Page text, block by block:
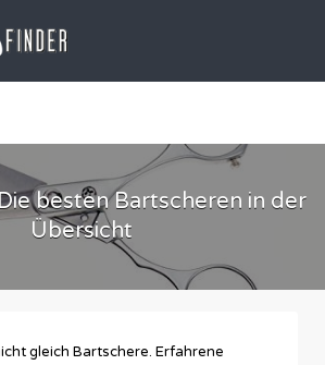
Verzechnis
besten Bartscheren in der
Übersicht
gleich Bartschere. Erfahrene